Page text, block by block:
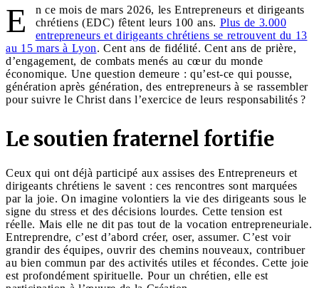
E
n ce mois de mars 2026, les Entrepreneurs et dirigeants
chrétiens (EDC) fêtent leurs 100 ans. Plus de 3.000
entrepreneurs et dirigeants chrétiens se retrouvent du 13
au 15 mars à Lyon. Cent ans de fidélité. Cent ans de prière,
d’engagement, de combats menés au cœur du monde
économique. Une question demeure : qu’est-ce qui pousse,
génération après génération, des entrepreneurs à se rassembler
pour suivre le Christ dans l’exercice de leurs responsabilités ?
Le soutien fraternel fortifie
Ceux qui ont déjà participé aux assises des Entrepreneurs et
dirigeants chrétiens le savent : ces rencontres sont marquées
par la joie. On imagine volontiers la vie des dirigeants sous le
signe du stress et des décisions lourdes. Cette tension est
réelle. Mais elle ne dit pas tout de la vocation entrepreneuriale.
Entreprendre, c’est d’abord créer, oser, assumer. C’est voir
grandir des équipes, ouvrir des chemins nouveaux, contribuer
au bien commun par des activités utiles et fécondes. Cette joie
est profondément spirituelle. Pour un chrétien, elle est